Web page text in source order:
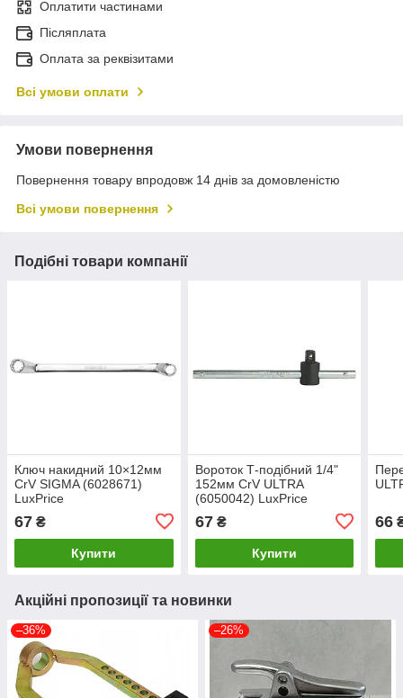
Оплатити частинами
Післяплата
Оплата за реквізитами
Всі умови оплати
Умови повернення
Повернення товару впродовж 14 днів за домовленістю
Всі умови повернення
Подібні товари компанії
Ключ накидний 10×12мм
CrV SIGMA (6028671)
LuxPrice
67 ₴
Купити
Вороток Т-подібний 1/4"
152мм CrV ULTRA
(6050042) LuxPrice
67₴
Купити
66
Акційні пропозиції та новинки
–36% –26%